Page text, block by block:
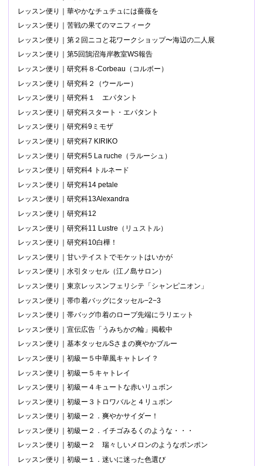
レッスン便り｜華やかなチュチュには薔薇を
レッスン便り｜苦戦の果てのマニフィーク
レッスン便り｜第２回ニコと花ワークショップ〜海辺の二人展
レッスン便り｜第5回鵠沼海岸教室WS報告
レッスン便り｜研究科８-Corbeau（コルボー）
レッスン便り｜研究科２（ウールー）
レッスン便り｜研究科１ エパタント
レッスン便り｜研究科スタート・エパタント
レッスン便り｜研究科9ミモザ
レッスン便り｜研究科7 KIRIKO
レッスン便り｜研究科5 La ruche（ラルーシュ）
レッスン便り｜研究科4 トルネード
レッスン便り｜研究科14 petale
レッスン便り｜研究科13Alexandra
レッスン便り｜研究科12
レッスン便り｜研究科11 Lustre（リュストル）
レッスン便り｜研究科10白樺！
レッスン便り｜甘いテイストでモケットはいかが
レッスン便り｜水引タッセル（江ノ島サロン）
レッスン便り｜東京レッスンフェリシテ「シャンピニオン」
レッスン便り｜帯巾着バッグにタッセル−2−3
レッスン便り｜帯バッグ巾着のロープ先端にラリエット
レッスン便り｜宣伝広告「うみちかの輪」掲載中
レッスン便り｜基本タッセルSさまの爽やかブルー
レッスン便り｜初級ー５中華風キャトレイ？
レッスン便り｜初級ー５キャトレイ
レッスン便り｜初級ー４キュートな赤いリュボン
レッスン便り｜初級ー３トロワバルと４リュボン
レッスン便り｜初級ー２．爽やかサイダー！
レッスン便り｜初級ー２．イチゴみるくのような・・・
レッスン便り｜初級ー２ 瑞々しいメロンのようなポンポン
レッスン便り｜初級ー１．迷いに迷った色選び